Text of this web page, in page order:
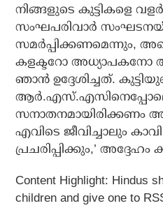
നിങ്ങളുടെ കുട്ടികളെ
സംഘപരിവാർ
സമർപ്പിക്കണമെന്നും,
കളക്ടറോ
ഞാൻ ഉദ്ദേശിച്ചത്.
എവിടെ ജീവിച്ചാലും
പ്രചരിപ്പിക്കും,’ അദ്ദേഹം
Content Highlight: Hindus
children and give one to